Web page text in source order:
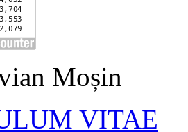
Moșin
VITAE